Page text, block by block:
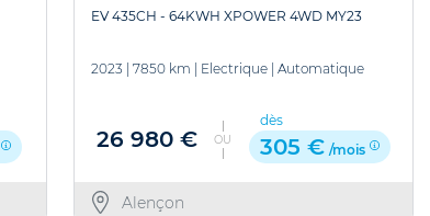
EV 435CH - 64KWH XPOWER 4WD MY23
2023 7850 km Electrique| Automatique
26 980 € OU
dès
305 € /mois
Alençon